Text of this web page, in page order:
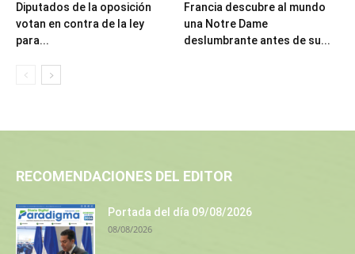
Diputados de la oposición
votan en contra de la ley
para...
Francia descubre al mundo
una Notre Dame
deslumbrante antes de su...
RECOMENDACIONES DEL EDITOR
Portada del día 09/08/2026
08/08/2026